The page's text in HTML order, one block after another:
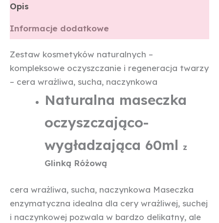
Opis
Informacje dodatkowe
Zestaw kosmetyków naturalnych –
kompleksowe oczyszczanie i regeneracja twarzy
– cera wrażliwa, sucha, naczynkowa
Naturalna maseczka
oczyszczająco-
wygładzająca 60ml z
Glinką Różową
cera wrażliwa, sucha, naczynkowa Maseczka
enzymatyczna idealna dla cery wrażliwej, suchej
i naczynkowej pozwala w bardzo delikatny, ale